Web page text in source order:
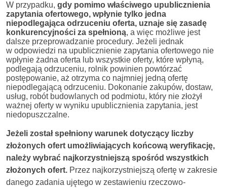
W przypadku, gdy pomimo właściwego upublicznienia
zapytania ofertowego, wpłynie tylko jedna
niepodlegająca odrzuceniu oferta, uznaje się zasadę
konkurencyjności za spełnioną, a więc możliwe jest
dalsze przeprowadzanie procedury. Jeżeli jednak
w odpowiedzi na upublicznienie zapytania ofertowego nie
wpłynie żadna oferta lub wszystkie oferty, które wpłyną,
podlegają odrzuceniu, rolnik powinien powtórzać
postępowanie, aż otrzyma co najmniej jedną ofertę
niepodlegającą odrzuceniu. Dokonanie zakupów, dostaw,
usług, robót budowlanych od podmiotu, który nie złożył
ważnej oferty w wyniku upublicznienia zapytania, jest
niedopuszczalne.
Jeżeli został spełniony warunek dotyczący liczby
złożonych ofert umożliwiających końcową weryfikację,
należy wybrać najkorzystniejszą spośród wszystkich
złożonych ofert. Przez najkorzystniejszą ofertę w zakresie
danego zadania ujętego w zestawieniu rzeczowo-